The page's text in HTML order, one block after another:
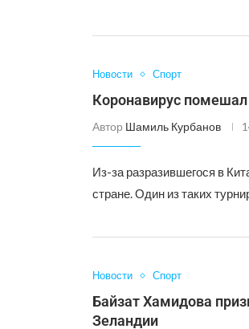
Новости Спорт
Коронавирус помешал
Автор Шамиль Курбанов
Из-за разразившегося в
стране. Один из таких
Новости Спорт
Байзат Хамидова
Зеландии